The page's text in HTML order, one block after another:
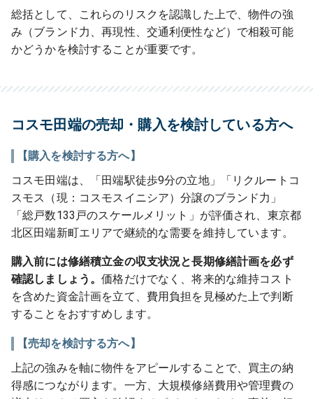
総括として、これらのリスクを認識した上で、物件の強
み（ブランド力、再現性、交通利便性など）で相殺可能
かどうかを検討することが重要です。
コスモ田端の売却・購入を検討している方へ
【購入を検討する方へ】
コスモ田端は、「田端駅徒歩9分の立地」「リクルートコ
スモス（現：コスモスイニシア）分譲のブランド力」
「総戸数133戸のスケールメリット」が評価され、東京都
北区田端新町エリアで継続的な需要を維持しています。
購入前には修繕積立金の収支状況と長期修繕計画を必ず
確認しましょう。価格だけでなく、将来的な維持コスト
を含めた資金計画を立て、費用負担を見極めた上で判断
することをおすすめします。
【売却を検討する方へ】
上記の強みを軸に物件をアピールすることで、買主の納
得感につながります。一方、大規模修繕費用や管理費の